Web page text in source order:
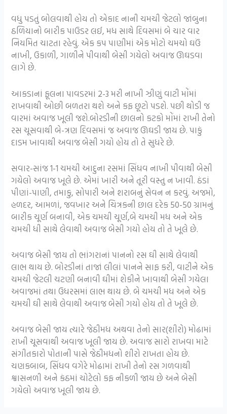
વધુ પડતું બોલવાથી હોય તો એકાદ નાની ચમચી જેટલો જાંબુના
ઠળિયાનો બારીક પાઉડર લઈ, મધ સાથે દિવસમાં બે ચાર વાર
નિયમિત ચાટતા રહેવું. એક કપ પાણીમાં એક મોટો ચમચો ઘઉં
નાખી, ઉકાળી, ગાળીને પીવાથી બેસી ગયેલો અવાજ ઊઘડવા
લાગે છે.
આકડાનાં ફૂલના પાવડરમાં 2-3 મરી નાખી ઝીણું વાટી મોંમાં
રાખવાથી ઓછી બળતરા થશે અને કફ છૂટો પડશે. પછી થોડી જ
વારમાં અવાજ ખૂલી જશે.બોરડીની છાલનો કટકો મોંમાં રાખી તેનો
રસ ચૂસવાથી બે-ત્રણ દિવસમાં જ અવાજ ઊઘડી જાય છે. પાકું
દાડમ ખાવાથી અવાજ બેસી ગયો હોય તો તે સુધરે છે.
સવાર-સાંજ 1-1 ચમચી આદુના રસમાં સિંધવ નાખી પીવાથી બેસી
ગયેલો અવાજ ખૂલે છે. એમાં ખારી અને તૂરી વસ્તુ ન ખાવી. ઠંડાં
પીણાં-પાણી, તમાકુ, સોપારી અને શરાબનું સેવન ન કરવું. અજમો,
હળદર, આમળાં, જવખાર અને ચિત્રકની છાલ દરેક 50-50 ગ્રામનું
બારીક ચૂર્ણ બનાવી, એક ચમચી ચૂર્ણ,બે ચમચી મધ અને એક
ચમચી ધી સાથે લેવાથી અવાજ બેસી ગયો હોય તો તે ખૂલે છે.
અવાજ બેસી જાય તો ભાંગરાનાં પાનનો રસ ઘી સાથે લેવાથી
લાભ થાય છે. બોરડીનાં તાજાં લીલાં પાનને સાફ કરી, વાટીને એક
ચમચી જેટલી ચટણી બનાવી ઘીમાં શેકીને ખાવાથી બેસી ગયેલા
અવાજમાં તથા ઉધરસમાં લાભ થાય છે. બે ચમચી મધ અને એક
ચમચી ઘી સાથે લેવાથી અવાજ બેસી ગયો હોય તો તે ખૂલે છે.
અવાજ બેસી જાય ત્યારે જેઠીમધ અથવા તેનો સાર(શીરો) મોઢામાં
રાખી ચૂસવાથી અવાજ ખૂલી જાય છે. અવાજ સારો રાખવા માટે
સંગીતકારો પોતાની પાસે જેઠીમધનો શીરો રાખતા હોય છે.
ચણકબાબ, સિંધવ વગેરે મોઢામાં રાખી તેનો રસ ગળવાથી
શ્વાસનળી અને કંઠમાં ચોટેલો કફ નીકળી જાય છે અને બેસી
ગયેલો અવાજ ખૂલી જાય છે.